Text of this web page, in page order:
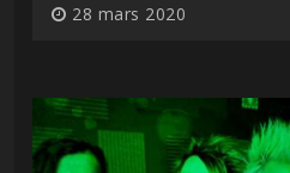
28 mars 2020